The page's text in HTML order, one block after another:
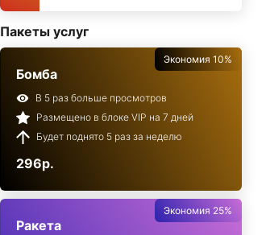
Пакеты услуг
Экономия 10%
Бомба
В 5 раз больше просмотров
Размещено в блоке VIP на 7 дней
Будет поднято 5 раз за неделю
296р.
Экономия 25%
Ракета